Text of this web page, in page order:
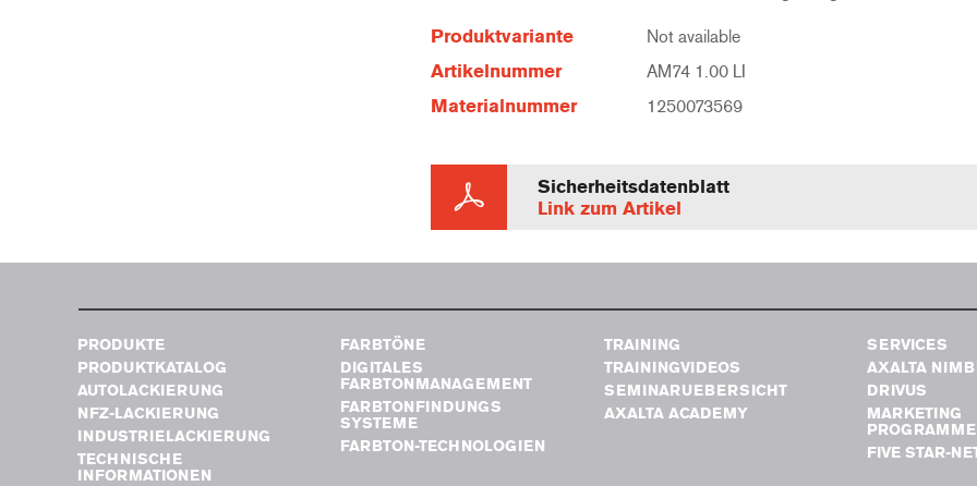
Produktvariante Not available
Artikelnummer AM74 1.00 LI
Materialnummer 1250073569
Sicherheitsdatenblatt
Link zum Artikel
PRODUKTE
PRODUKTKATALOG
AUTOLACKIERUNG
NFZ-LACKIERUNG
INDUSTRIELACKIERUNG
TECHNISCHE
INFORMATIONEN
FARBTÖNE
DIGITALES
FARBTONMANAGEMENT
FARBTONFINDUNGS
SYSTEME
FARBTON-TECHNOLOGIEN
TRAINING
TRAININGVIDEOS
SEMINARUEBERSICHT
AXALTA ACADEMY
SERVICES
AXALTA
DRIVUS
MARKETING
FIVE STAR-